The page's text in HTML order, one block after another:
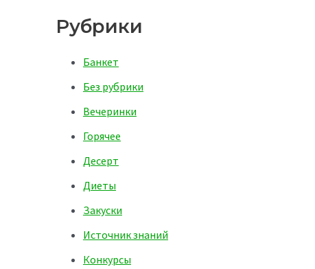
Рубрики
Банкет
Без рубрики
Вечеринки
Горячее
Десерт
Диеты
Закуски
Источник знаний
Конкурсы